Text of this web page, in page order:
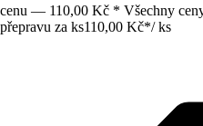
cenu — 110,00 Kč * Všechny
přepravu za ks110,00 Kč*/ ks